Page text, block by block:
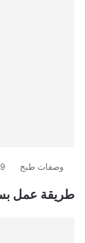
وصفات طبخ 29
طريقة عمل